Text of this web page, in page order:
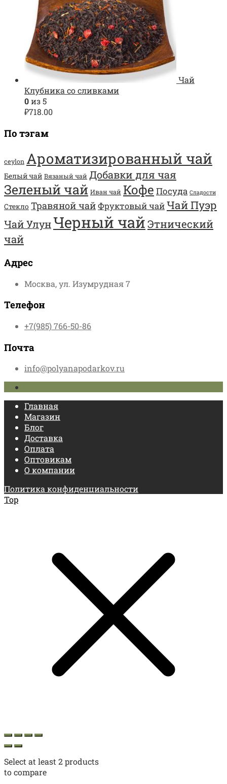
Чай
Клубника со сливками
0из 5
₽718.00
По тэгам
ceylon Ароматизированный чай
Белый чай Вязаный чай Добавки для чая
Зеленый чай Иван чай Кофе Посуда Сладости
Стекло Травяной чайФруктовый чайЧай Пуэр
Чай УлунЧерный чайЭтнический
чай
Адрес
Москва, ул. Изумрудная 7
Телефон
+7(985) 766-50-86
Почта
info@polyanapodarkov.ru
Главная
Магазин
Блог
Доставка
Оплата
Оптовикам
О компании
Политика конфиденциальности
Top
Select at least 2 products
to compare